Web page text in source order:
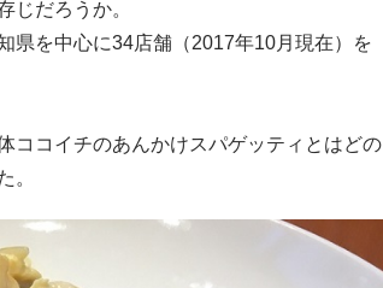
じだろうか。
県を中心に34店舗（2017年10月現在）を
ココイチのあんかけスパゲッティとはどの
。